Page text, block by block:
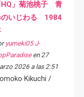
HQ」菊池桃子 青
のいじわる 1984
yumeki05 J-
en 27
2026 a las 2:51
Kikuchi /